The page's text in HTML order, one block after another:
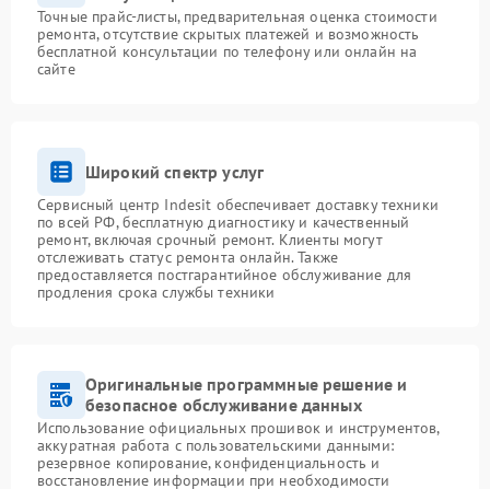
Точные прайс-листы, предварительная оценка стоимости
ремонта, отсутствие скрытых платежей и возможность
бесплатной консультации по телефону или онлайн на
сайте
Широкий спектр услуг
Сервисный центр Indesit обеспечивает доставку техники
по всей РФ, бесплатную диагностику и качественный
ремонт, включая срочный ремонт. Клиенты могут
отслеживать статус ремонта онлайн. Также
предоставляется постгарантийное обслуживание для
продления срока службы техники
Оригинальные программные решение и
безопасное обслуживание данных
Использование официальных прошивок и инструментов,
аккуратная работа с пользовательскими данными:
резервное копирование, конфиденциальность и
восстановление информации при необходимости